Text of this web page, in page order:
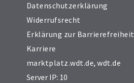
Datenschutzerklärung
Widerrufsrecht
Erklärung zur Barrierefreiheit
Karriere
marktplatz.wdt.de,wdt.de
Server IP: 10